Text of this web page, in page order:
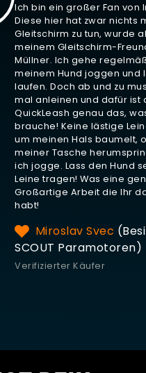
Ich bin ein großer Fan von
Diese hier hat zwar nichts
Gleitschirm zu tun, wurde
meinem Gleitschirm-
Müllner. Ich gehe
meinem Hund joggen und
laufen. Doch ab und zu
mal anleinen und dafür ist
QuickLeash genau das,
brauche! Keine lästige
um meinen Hals baumelt,
meiner Tasche
ich jogge. Lass den Hund
Leine tragen! Was eine
Großartige Arbeit die Ihr
habt!
Miroslav Svec
SCOUT Paramotoren)
Verifizierter Käufer